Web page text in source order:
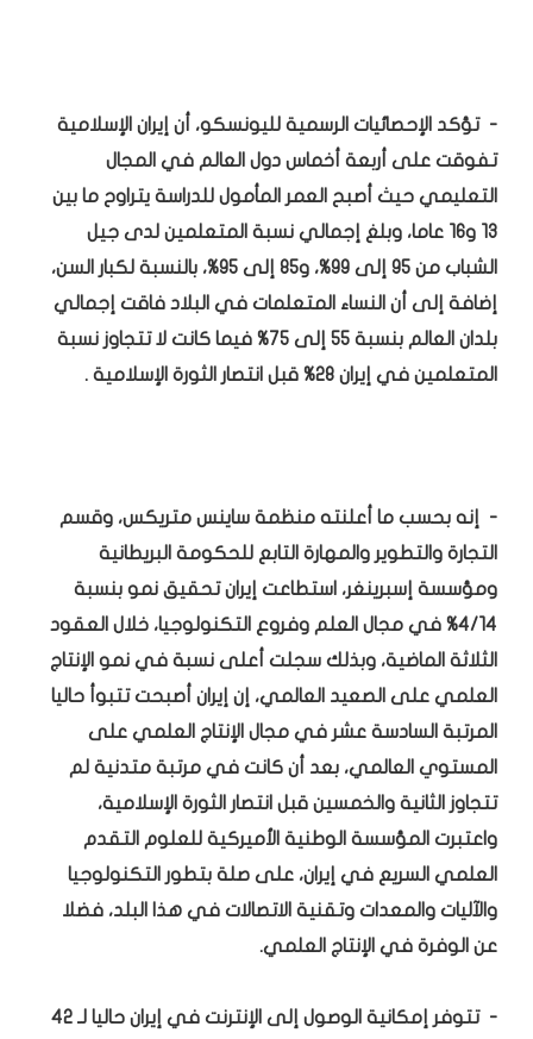
- تؤكد الإحصائيات الرسمية لليونسكو، أن إيران الإسلامية
تفوقت على أربعة أخماس دول العالم في المجال
التعليمي حيث أصبح العمر المأمول للدراسة يتراوح ما بين
13 و16 عاما، وبلغ إجمالي نسبة المتعلمين لدى جيل
الشباب من 95 إلى 99%، و85 إلى 95%، بالنسبة لكبار السن،
إضافة إلى أن النساء المتعلمات في البلاد فاقت إجمالي
بلدان العالم بنسبة 55 إلى 75% فيما كانت لا تتجاوز نسبة
المتعلمين في إيران 28% قبل انتصار الثورة الإسلامية .
- إنه بحسب ما أعلنته منظمة ساينس متريكس، وقسم
التجارة والتطوير والمهارة التابع للحكومة البريطانية
ومؤسسة إسبرينغر، استطاعت إيران تحقيق نمو بنسبة
4/14% في مجال العلم وفروع التكنولوجيا، خلال العقود
الثلاثة الماضية، وبذلك سجلت أعلى نسبة في نمو الإنتاج
العلمي على الصعيد العالمي، إن إيران أصبحت تتبوأ حاليا
المرتبة السادسة عشر في مجال الإنتاج العلمي على
المستوي العالمي، بعد أن كانت في مرتبة متدنية لم
تتجاوز الثانية والخمسين قبل انتصار الثورة الإسلامية،
واعتبرت المؤسسة الوطنية الأميركية للعلوم التقدم
العلمي السريع في إيران، على صلة بتطور التكنولوجيا
والآليات والمعدات وتقنية الاتصالات في هذا البلد، فضلا
عن الوفرة في الإنتاج العلمي.
- تتوفر إمكانية الوصول إلى الإنترنت في إيران حاليا لـ 42